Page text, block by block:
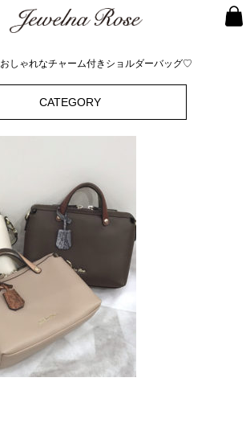
おしゃれなチャーム付きショルダーバッグ♡
CATEGORY